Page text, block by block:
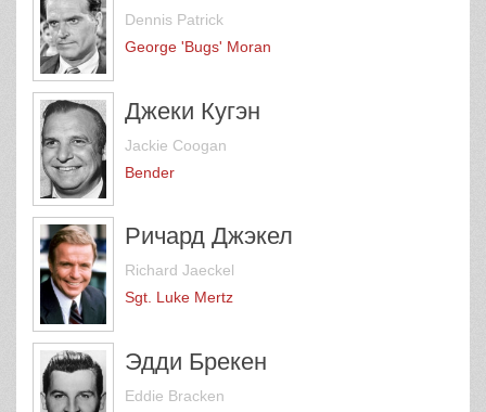
Dennis Patrick
George 'Bugs' Moran
Джеки Кугэн
Jackie Coogan
Bender
Ричард Джэкел
Richard Jaeckel
Sgt. Luke Mertz
Эдди Брекен
Eddie Bracken